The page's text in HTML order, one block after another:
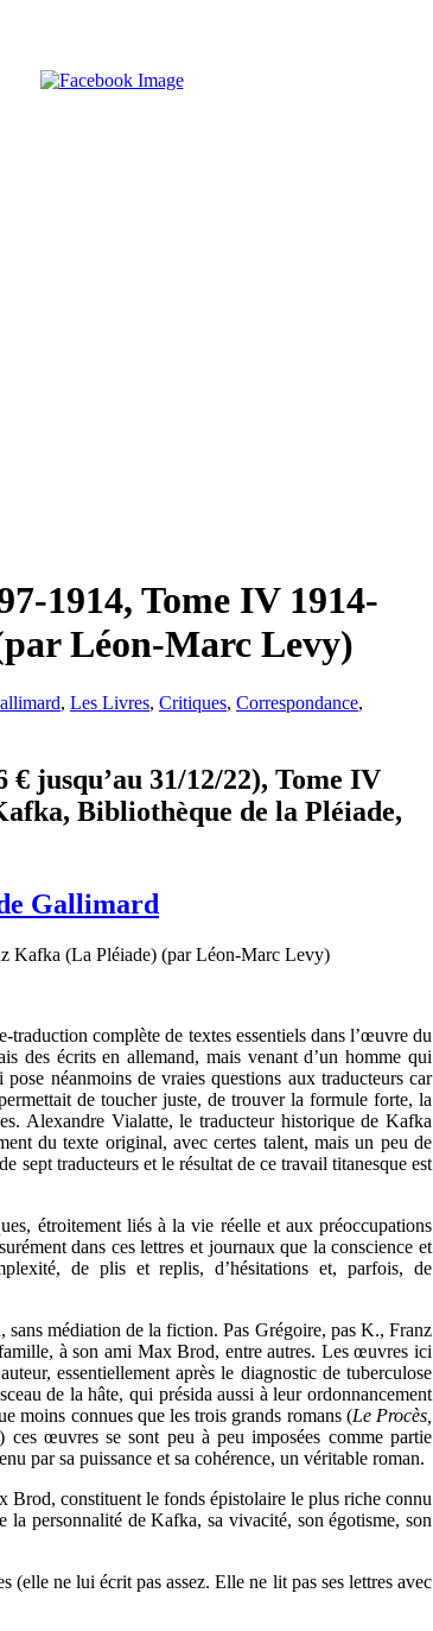
1914, Tome IV 1914-
Léon-Marc Levy)
, Les Livres, Critiques, Correspondance,
jusqu’au 31/12/22), Tome IV
Bibliothèque de la Pléiade,
Gallimard
complète de textes essentiels dans l’œuvre du
des écrits en allemand, mais venant d’un homme qui
néanmoins de vraies questions aux traducteurs car
de toucher juste, de trouver la formule forte, la
Alexandre Vialatte, le traducteur historique de Kafka
du texte original, avec certes talent, mais un peu de
sept traducteurs et le résultat de ce travail titanesque est
étroitement liés à la vie réelle et aux préoccupations
dans ces lettres et journaux que la conscience et
de plis et replis, d’hésitations et, parfois, de
médiation de la fiction. Pas Grégoire, pas K., Franz
à son ami Max Brod, entre autres. Les œuvres ici
essentiellement après le diagnostic de tuberculose
de la hâte, qui présida aussi à leur ordonnancement
moins connues que les trois grands romans (Le Procès,
ces œuvres se sont peu à peu imposées comme partie
par sa puissance et sa cohérence, un véritable roman.
constituent le fonds épistolaire le plus riche connu
personnalité de Kafka, sa vivacité, son égotisme, son
(elle ne lui écrit pas assez. Elle ne lit pas ses lettres avec